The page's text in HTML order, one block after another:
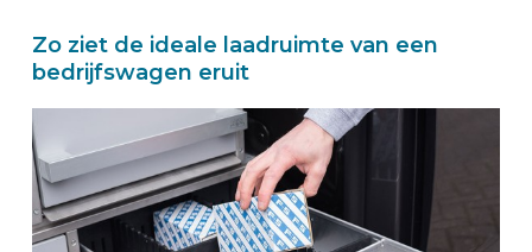
Zo ziet de ideale laadruimte van een
bedrijfswagen eruit